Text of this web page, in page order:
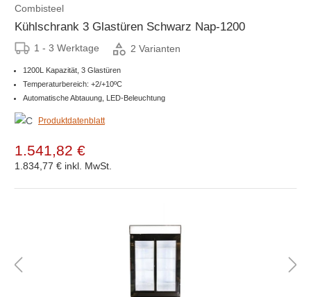
Combisteel
Kühlschrank 3 Glastüren Schwarz Nap-1200
1 - 3 Werktage 2 Varianten
1200L Kapazität, 3 Glastüren
Temperaturbereich: +2/+10ºC
Automatische Abtauung, LED-Beleuchtung
Produktdatenblatt
1.541,82 €
1.834,77 € inkl. MwSt.